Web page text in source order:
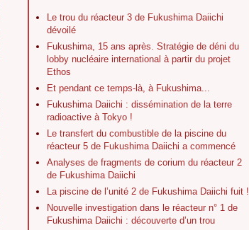
Le trou du réacteur 3 de Fukushima Daiichi
dévoilé
Fukushima, 15 ans après. Stratégie de déni du
lobby nucléaire international à partir du projet
Ethos
Et pendant ce temps-là, à Fukushima...
Fukushima Daiichi : dissémination de la terre
radioactive à Tokyo !
Le transfert du combustible de la piscine du
réacteur 5 de Fukushima Daiichi a commencé
Analyses de fragments de corium du réacteur 2
de Fukushima Daiichi
La piscine de l’unité 2 de Fukushima Daiichi fuit !
Nouvelle investigation dans le réacteur n° 1 de
Fukushima Daiichi : découverte d’un trou